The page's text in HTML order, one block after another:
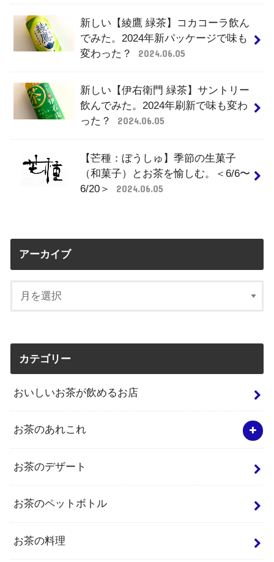
新しい【綾鷹 緑茶】コカコーラ飲ん
でみた。2024年新パッケージで味も
変わった？
2024.06.05
新しい【伊右衛門 緑茶】サントリー
飲んでみた。2024年刷新で味も変わ
った？
2024.06.05
【芒種：ぼうしゅ】季節の生菓子
（和菓子）とお茶を愉しむ。＜6/6〜
6/20＞
2024.06.05
アーカイブ
カテゴリー
おいしいお茶が飲めるお店
お茶のあれこれ
お茶のデザート
お茶のペットボトル
お茶の料理